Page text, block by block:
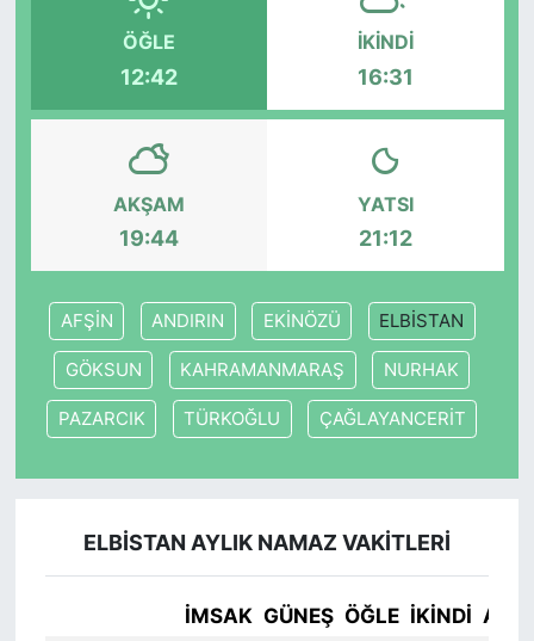
ÖĞLE
12:42
İKINDI
16:31
AKŞAM
19:44
YATSI
21:12
AFŞİN ANDIRIN EKİNÖZÜ ELBİSTAN
GÖKSUN KAHRAMANMARAŞ NURHAK
PAZARCIK TÜRKOĞLU ÇAĞLAYANCERİT
ELBİSTAN AYLIK NAMAZ VAKITLERI
İMSAK GÜNEŞ ÖĞLE İKINDI